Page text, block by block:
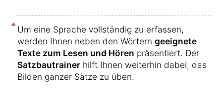
Um eine Sprache vollständig zu erfassen,
werden Ihnen neben den Wörtern geeignete
Texte zum Lesen und Hören präsentiert. Der
Satzbautrainer hilft Ihnen weiterhin dabei, das
Bilden ganzer Sätze zu üben.